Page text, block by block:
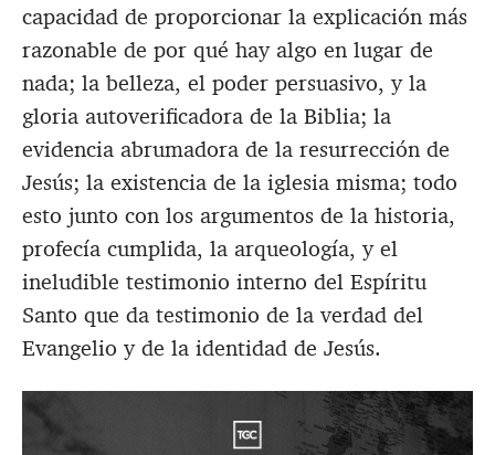
capacidad de proporcionar la explicación más
razonable de por qué hay algo en lugar de
nada; la belleza, el poder persuasivo, y la
gloria autoverificadora de la Biblia; la
evidencia abrumadora de la resurrección de
Jesús; la existencia de la iglesia misma; todo
esto junto con los argumentos de la historia,
profecía cumplida, la arqueología, y el
ineludible testimonio interno del Espíritu
Santo que da testimonio de la verdad del
Evangelio y de la identidad de Jesús.